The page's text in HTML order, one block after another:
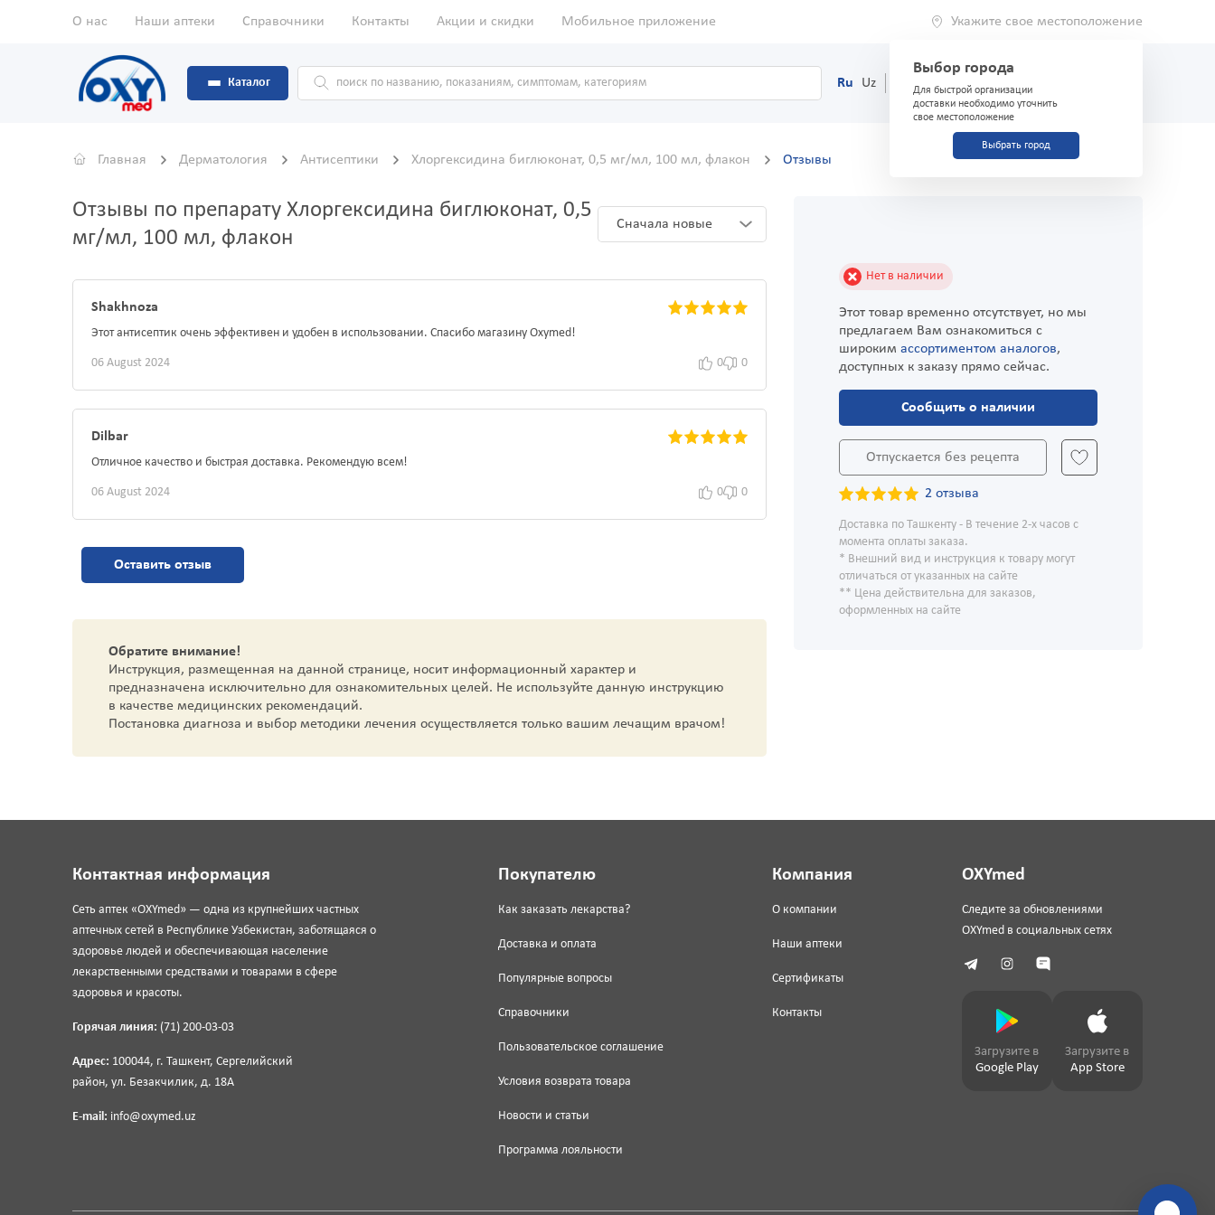
О нас Наши аптеки Справочники Контакты Акции и скидки Мобильное приложение Укажите свое местоположение
Выбор города
Для быстрой организации
доставки необходимо уточнить
свое местоположение
Выбрать город
Каталог Ru Uz (71) 200-03-03
Главная Дерматология Антисептики Хлоргексидина биглюконат, 0,5 мг/мл, 100 мл, флакон Отзывы
Отзывы по препарату Хлоргексидина биглюконат, 0,5
мг/мл, 100 мл, флакон
Сначала новые
Shakhnoza
Этот антисептик очень эффективен и удобен в использовании. Спасибо магазину Oxymed!
06 August 2024 0 0
Dilbar
Отличное качество и быстрая доставка. Рекомендую всем!
06 August 2024 0 0
Оставить отзыв
Обратите внимание!
Инструкция, размещенная на данной странице, носит информационный характер и
предназначена исключительно для ознакомительных целей. Не используйте данную инструкцию
в качестве медицинских рекомендаций.
Постановка диагноза и выбор методики лечения осуществляется только вашим лечащим врачом!
Нет в наличии
Этот товар временно отсутствует, но мы
предлагаем Вам ознакомиться с
широким ассортиментом аналогов,
доступных к заказу прямо сейчас.
Сообщить о наличии
Отпускается без рецепта
2 отзыва
Доставка по Ташкенту - В течение 2-х часов с
момента оплаты заказа.
* Внешний вид и инструкция к товару могут
отличаться от указанных на сайте
** Цена действительна для заказов,
оформленных на сайте
Контактная информация
Сеть аптек «OXYmed» — одна из крупнейших частных
аптечных сетей в Республике Узбекистан, заботящаяся о
здоровье людей и обеспечивающая население
лекарственными средствами и товарами в сфере
здоровья и красоты.
Горячая линия: (71) 200-03-03
Адрес: 100044, г. Ташкент, Сергелийский
район, ул. Безакчилик, д. 18А
E-mail: info@oxymed.uz
Покупателю
Как заказать лекарства?
Доставка и оплата
Популярные вопросы
Справочники
Пользовательское соглашение
Условия возврата товара
Новости и статьи
Программа лояльности
Компания
О компании
Наши аптеки
Сертификаты
Контакты
OXYmed
Следите за обновлениями
OXYmed в социальных сетях
Загрузите в
Google Play
Загрузите в
App Store